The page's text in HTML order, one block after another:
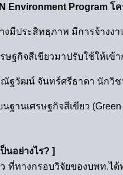
Environment Program
ประสิทธฺภาพ มีการจ้างง
ฐกิจสีเขียวมาปรับใช้ให้เข้
ฐวัฒน์ จันทร์ศรีธาดา นักวิ
านเศรษฐกิจสีเขียว
นอย่างไร? ]
ที่ทางกรอบวิจัยของบพท.